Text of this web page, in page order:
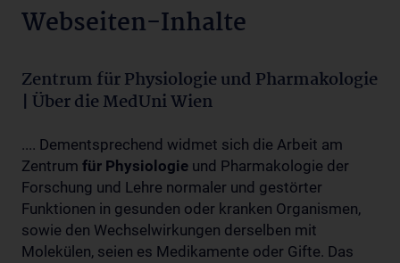
Webseiten-Inhalte
Zentrum für Physiologie und Pharmakologie
| Über die MedUni Wien
.... Dementsprechend widmet sich die Arbeit am
Zentrum für Physiologie und Pharmakologie der
Forschung und Lehre normaler und gestörter
Funktionen in gesunden oder kranken Organismen,
sowie den Wechselwirkungen derselben mit
Molekülen, seien es Medikamente oder Gifte. Das